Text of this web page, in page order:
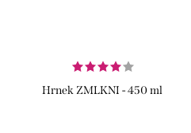
Hrnek ZMLKNI - 450 ml